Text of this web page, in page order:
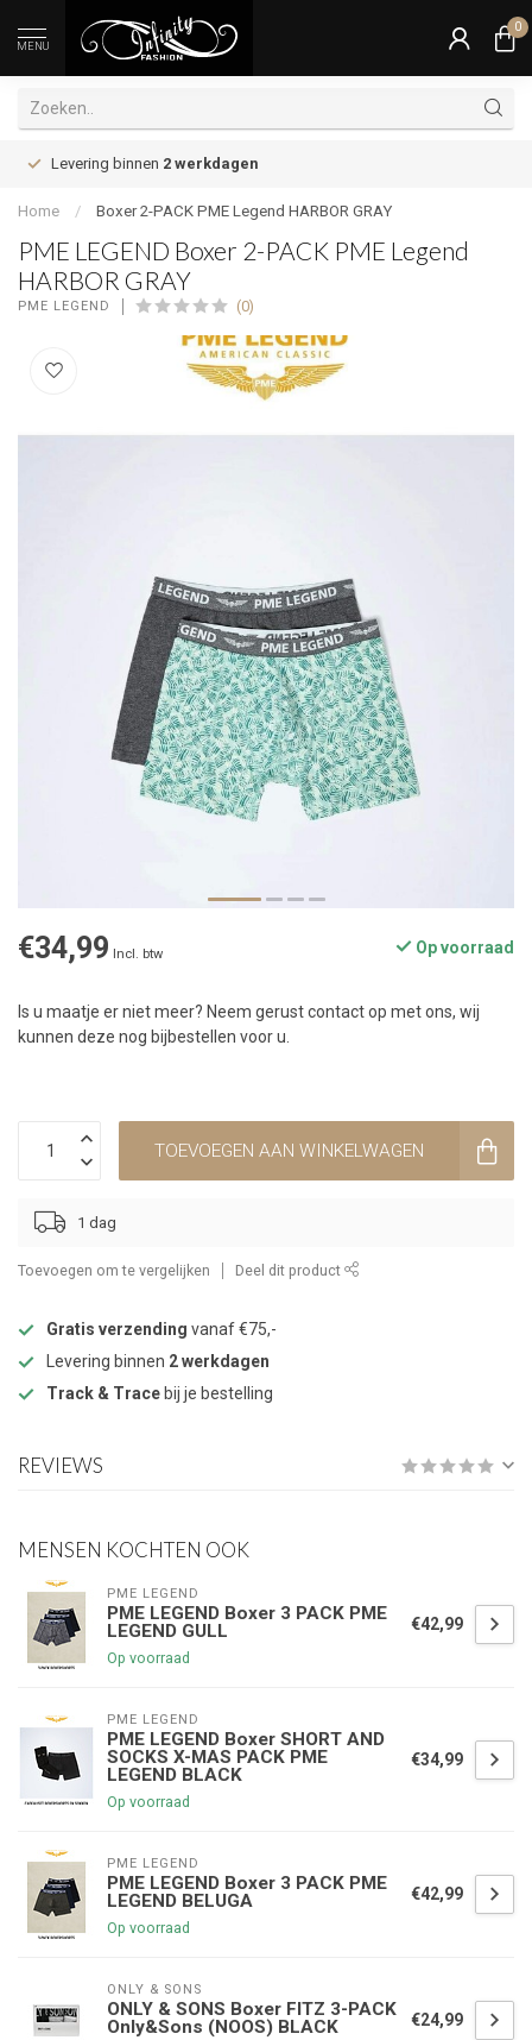
MENU
0
Levering binnen 2 werkdagen
Home / Boxer 2-PACK PME Legend HARBOR GRAY
PME LEGEND Boxer 2-PACK PME Legend
HARBOR GRAY
PME LEGEND (0)
€34,99 Incl. btw Op voorraad
Is u maatje er niet meer? Neem gerust contact op met ons, wij
kunnen deze nog bijbestellen voor u.
TOEVOEGEN AAN WINKELWAGEN
1 dag
Toevoegen om te vergelijken Deel dit product
Gratis verzending vanaf €75,-
Levering binnen 2 werkdagen
Track & Trace bij je bestelling
REVIEWS
MENSEN KOCHTEN OOK
PME LEGEND
PME LEGEND Boxer 3 PACK PME
LEGEND GULL
Op voorraad
€42,99
PME LEGEND
PME LEGEND Boxer SHORT AND
SOCKS X-MAS PACK PME
LEGEND BLACK
Op voorraad
€34,99
PME LEGEND
PME LEGEND Boxer 3 PACK PME
LEGEND BELUGA
Op voorraad
€42,99
ONLY & SONS
ONLY & SONS Boxer FITZ 3-PACK
Only&Sons (NOOS) BLACK
€24,99